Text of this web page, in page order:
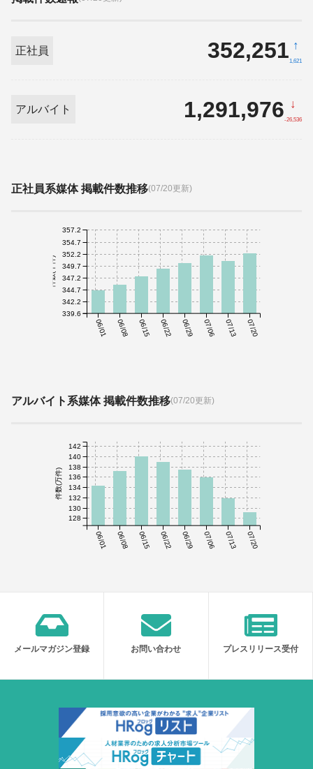
正社員 352,251 ↑
1,621
アルバイト 1,291,976 ↓
-26,536
正社員系媒体 掲載件数推移(07/20更新)
06/01 06/08 06/15 06/22 06/29 07/06 07/13 07/20
件数(千件)
339.6
342.2
344.7
347.2
349.7
352.2
354.7
357.2
アルバイト系媒体 掲載件数推移(07/20更新)
06/01 06/08 06/15 06/22 06/29 07/06 07/13 07/20
件数(万件)
128
130
132
134
136
138
140
142
メールマガジン登録 お問い合わせ プレスリリース受付